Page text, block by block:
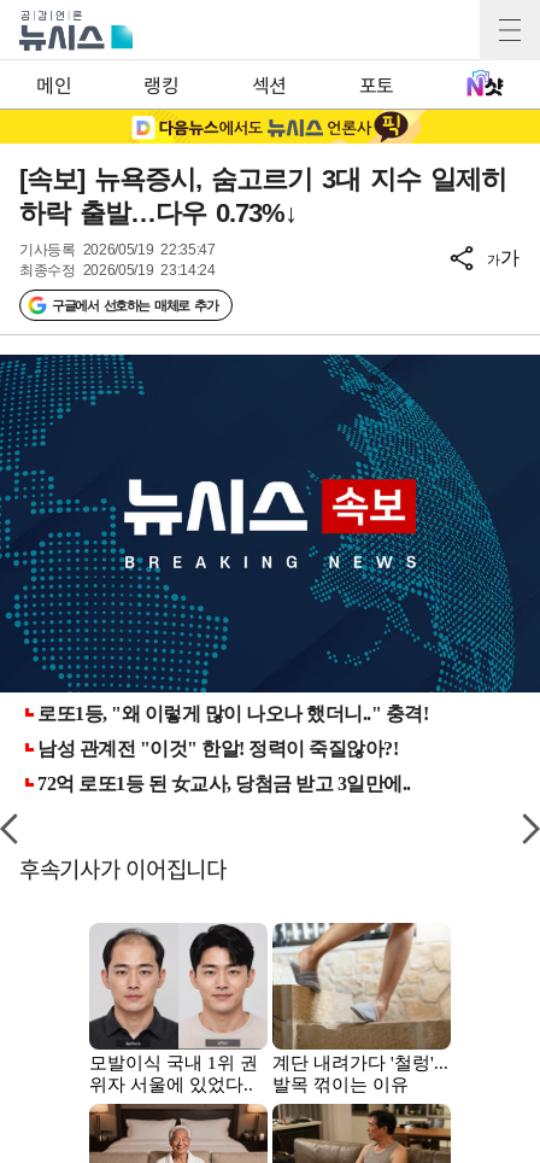
메인 랭킹 섹션 포토
[속보] 뉴욕증시, 숨고르기 3대 지수 일제히
하락 출발…다우 0.73%↓
기사등록 2026/05/19 22:35:47
최종수정 2026/05/19 23:14:24
구글에서 선호하는 매체로 추가
가가
후속기사가 이어집니다